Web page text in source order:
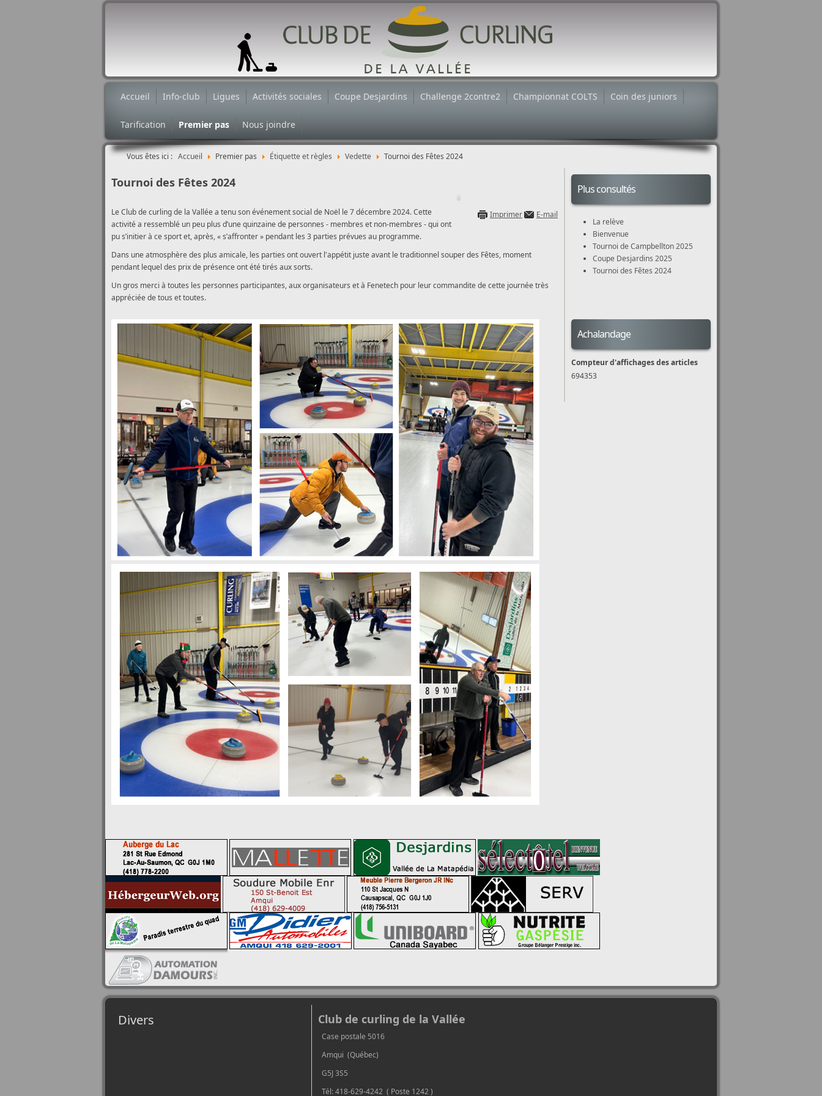
Accueil Info-club Ligues Activités sociales Coupe Desjardins Challenge 2contre2 Championnat COLTS Coin des juniors
Tarification Premier pas Nous joindre
Vous êtes ici : Accueil Premier pas Étiquette et règles Vedette Tournoi des Fêtes 2024
Tournoi des Fêtes 2024
Imprimer E-mail
Le Club de curling de la Vallée a tenu son événement social de Noël le 7 décembre 2024. Cette
activité a ressemblé un peu plus d’une quinzaine de personnes - membres et non-membres - qui ont
pu s’initier à ce sport et, après, « s’affronter » pendant les 3 parties prévues au programme.
Dans une atmosphère des plus amicale, les parties ont ouvert l'appétit juste avant le traditionnel souper des Fêtes, moment
pendant lequel des prix de présence ont été tirés aux sorts.
Un gros merci à toutes les personnes participantes, aux organisateurs et à Fenetech pour leur commandite de cette journée très
appréciée de tous et toutes.
Plus consultés
La relève
Bienvenue
Tournoi de Campbellton 2025
Coupe Desjardins 2025
Tournoi des Fêtes 2024
Achalandage
Compteur d'affichages des articles
694353
Divers Club de curling de la Vallée
Case postale 5016
Amqui (Québec)
G5J 3S5
Tél: 418-629-4242 ( Poste 1242 )